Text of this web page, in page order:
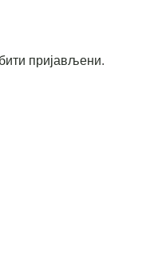
бити пријављени.